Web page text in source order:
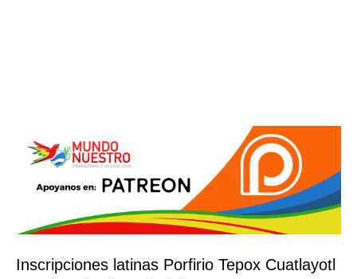
Inscripciones latinas Porfirio Tepox Cuatlayotl